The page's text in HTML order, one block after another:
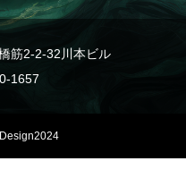
筋2-2-32川本ビル
1657